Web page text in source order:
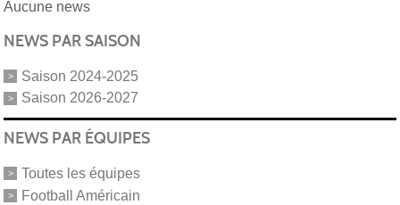
Aucune news
NEWS PAR SAISON
Saison 2024-2025
Saison 2026-2027
NEWS PAR ÉQUIPES
Toutes les équipes
Football Américain